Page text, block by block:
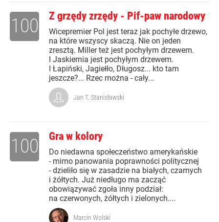
Z grzędy zrzędy - Pif-paw narodowy
Wicepremier Pol jest teraz jak pochyłe drzewo,
na które wszyscy skaczą. Nie on jeden
zresztą. Miller też jest pochyłym drzewem.
I Jaskiernia jest pochyłym drzewem.
I Łapiński, Jagiełło, Długosz... kto tam
jeszcze?... Rzec można - cały...
100
Jan T. Stanisławski
Gra w kolory
Do niedawna społeczeństwo amerykańskie
- mimo panowania poprawności politycznej
- dzieliło się w zasadzie na białych, czarnych
i żółtych. Już niedługo ma zacząć
obowiązywać zgoła inny podział:
na czerwonych, żółtych i zielonych....
100
Marcin Wolski